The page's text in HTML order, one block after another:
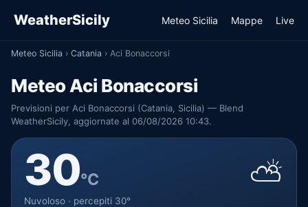
WeatherSicily Meteo Sicilia Mappe Live
Meteo Sicilia › Catania › Aci Bonaccorsi
Meteo Aci Bonaccorsi
Previsioni per Aci Bonaccorsi (Catania, Sicilia) — Blend
WeatherSicily, aggiornate al 06/08/2026 10:43.
30°C
Nuvoloso · percepiti 30°
⛅